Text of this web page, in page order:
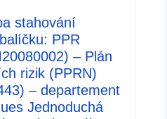
ochrany životního
zákona ze dne 22.
bezpečnosti, ochraně
závažných rizik. Za rozvoj
prefekt. Ať už
multi-nebezpečí, plány
stahování
PPR
– Plán
rizik (PPRN)
– departement
Jednoduchá